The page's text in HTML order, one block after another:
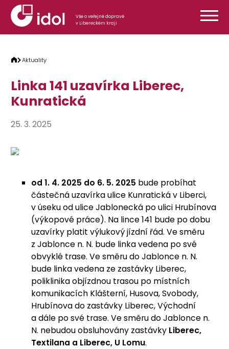
Přeskočit na obsah
Vše o veřejné dopravě
v Libereckém kraji
Aktuality
Linka 141 uzavírka Liberec,
Kunratická
25. 3. 2025
od 1. 4. 2025 do 6. 5. 2025 bude probíhat
částečná uzavírka ulice Kunratická v Liberci,
v úseku od ulice Jablonecká po ulici Hrubínova
(výkopové práce). Na lince 141 bude po dobu
uzavírky platit výlukový jízdní řád. Ve směru
z Jablonce n. N. bude linka vedena po své
obvyklé trase. Ve směru do Jablonce n. N.
bude linka vedena ze zastávky Liberec,
poliklinika objízdnou trasou po místních
komunikacích Klášterní, Husova, Svobody,
Hrubínova do zastávky Liberec, Východní
a dále po své trase. Ve směru do Jablonce n.
N. nebudou obsluhovány zastávky Liberec,
Textilana a Liberec, U Lomu.